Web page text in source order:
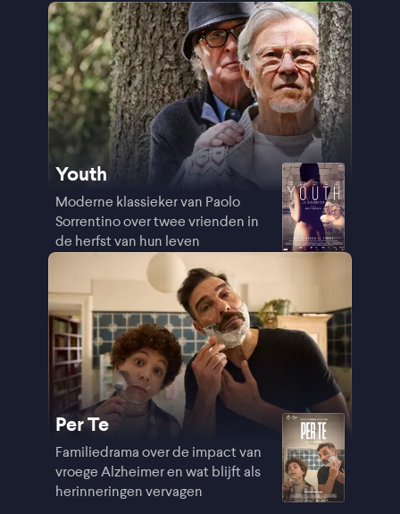
Youth
Moderne klassieker van Paolo
Sorrentino over twee vrienden in
de herfst van hun leven
Per Te
Familiedrama over de impact van
vroege Alzheimer en wat blijft als
herinneringen vervagen